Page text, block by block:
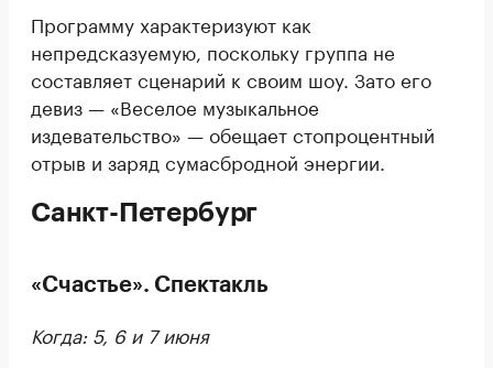
Программу характеризуют как
непредсказуемую, поскольку группа не
составляет сценарий к своим шоу. Зато его
девиз — «Веселое музыкальное
издевательство» — обещает стопроцентный
отрыв и заряд сумасбродной энергии.
Санкт-Петербург
«Счастье». Спектакль
Когда: 5, 6 и 7 июня